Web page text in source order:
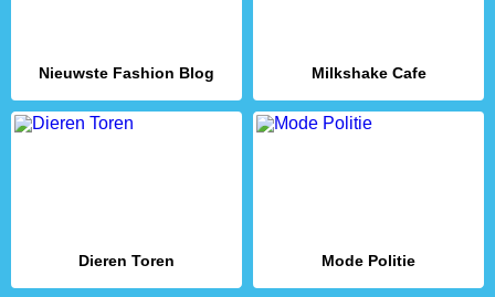
Nieuwste Fashion Blog Milkshake Cafe
Dieren Toren Mode Politie